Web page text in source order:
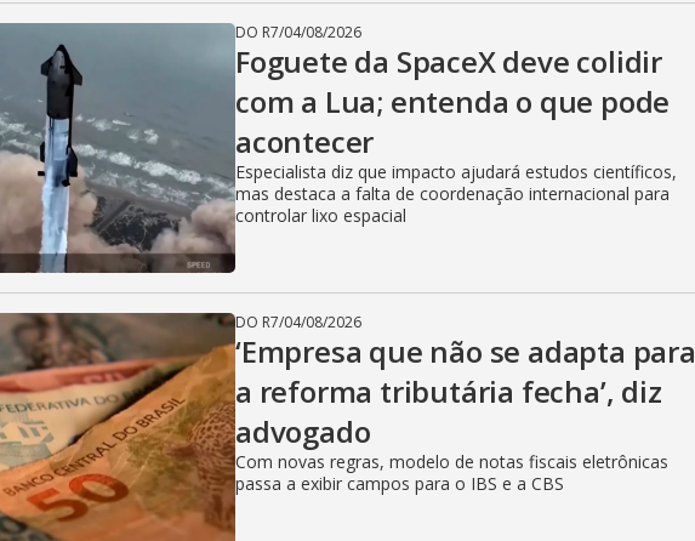
DO R7/04/08/2026
Foguete da SpaceX deve colidir
com a Lua; entenda o que pode
acontecer
Especialista diz que impacto ajudará estudos científicos,
mas destaca a falta de coordenação internacional para
controlar lixo espacial
DO R7/04/08/2026
‘Empresa que não se adapta para
a reforma tributária fecha’, diz
advogado
Com novas regras, modelo de notas fiscais eletrônicas
passa a exibir campos para o IBS e a CBS